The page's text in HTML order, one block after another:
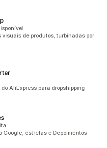
de produtos, turbinadas por
AliExpress para dropshipping
Google, estrelas e Depoimentos